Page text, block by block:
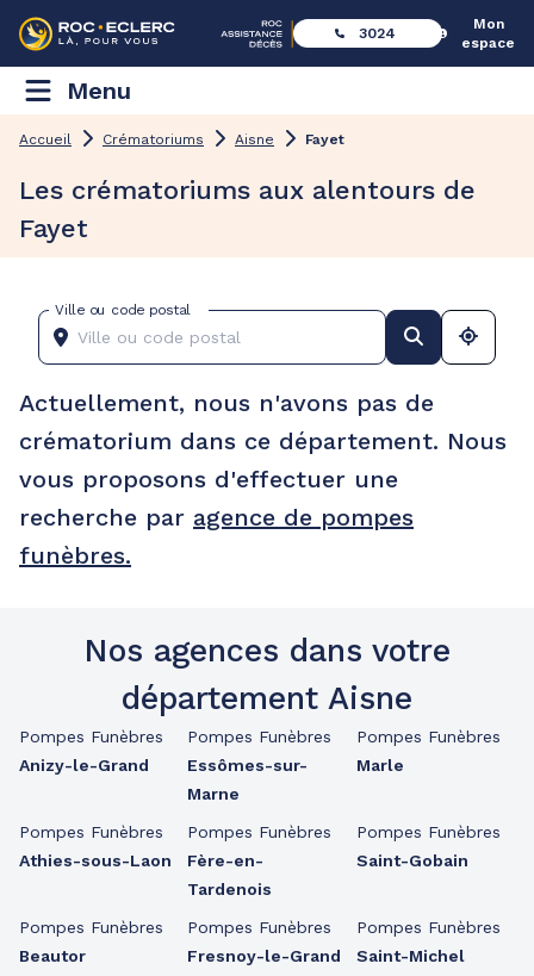
3024
Mon
espace
Menu
Accueil Crématoriums Aisne Fayet
Les crématoriums aux alentours de
Fayet
Ville ou code postal
Actuellement, nous n'avons pas de
crématorium dans ce département. Nous
vous proposons d'effectuer une
recherche par agence de pompes
funèbres.
Nos agences dans votre
département Aisne
Pompes Funèbres
Anizy-le-Grand
Pompes Funèbres
Athies-sous-Laon
Pompes Funèbres
Beautor
Pompes Funèbres
Essômes-sur-
Marne
Pompes Funèbres
Fère-en-
Tardenois
Pompes Funèbres
Fresnoy-le-Grand
Pompes Funèbres
Marle
Pompes Funèbres
Saint-Gobain
Pompes Funèbres
Saint-Michel